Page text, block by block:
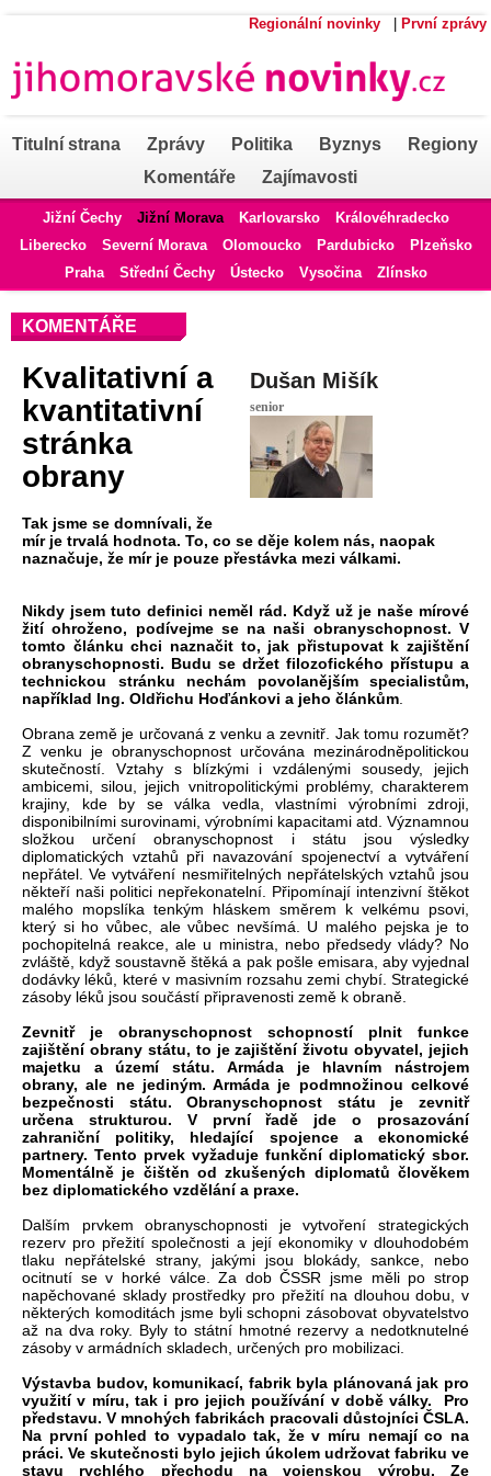
Regionální novinky První zprávy
Titulní strana Zprávy Politika Byznys
Regiony
Komentáře
Zajímavosti
Jižní Čechy Jižní Morava Karlovarsko
Královéhradecko
Liberecko
Severní Morava Olomoucko Pardubicko
Plzeňsko
Praha
Střední Čechy Ústecko Vysočina Zlínsko
KOMENTÁŘE
Dušan Mišík
senior
Kvalitativní a
kvantitativní
stránka
obrany
Tak jsme se domnívali, že
mír je trvalá hodnota. To, co se děje kolem nás, naopak
naznačuje, že mír je pouze přestávka mezi válkami.
Nikdy jsem tuto definici neměl rád. Když už je naše mírové
žití ohroženo, podívejme se na naši obranyschopnost. V
tomto článku chci naznačit to, jak přistupovat k zajištění
obranyschopnosti. Budu se držet filozofického přístupu a
technickou stránku nechám povolanějším specialistům,
například Ing. Oldřichu Hoďánkovi a jeho článkům
Obrana země je určovaná z venku a zevnitř. Jak tomu rozumět?
Z venku je obranyschopnost určována mezinárodněpolitickou
skutečností. Vztahy s blízkými i vzdálenými sousedy, jejich
ambicemi, silou, jejich vnitropolitickými problémy, charakterem
krajiny, kde by se válka vedla, vlastními výrobními zdroji,
disponibilními surovinami, výrobními kapacitami atd. Významnou
složkou určení obranyschopnost i státu jsou výsledky
diplomatických vztahů při navazování spojenectví a vytváření
nepřátel. Ve vytváření nesmiřitelných nepřátelských vztahů jsou
někteří naši politici nepřekonatelní. Připomínají intenzivní štěkot
malého mopslíka tenkým hláskem směrem k velkému psovi,
který si ho vůbec, ale vůbec nevšímá. U malého pejska je to
pochopitelná reakce, ale u ministra, nebo předsedy vlády? No
zvláště, když soustavně štěká a pak pošle emisara, aby vyjednal
dodávky léků, které v masivním rozsahu zemi chybí. Strategické
zásoby léků jsou součástí připravenosti země k obraně.
Zevnitř je obranyschopnost schopností plnit funkce
zajištění obrany státu, to je zajištění životu obyvatel, jejich
majetku a území státu. Armáda je hlavním nástrojem
obrany, ale ne jediným. Armáda je podmnožinou celkové
bezpečnosti státu. Obranyschopnost státu je zevnitř
určena strukturou. V první řadě jde o prosazování
zahraniční politiky, hledající spojence a ekonomické
partnery. Tento prvek vyžaduje funkční diplomatický sbor.
Momentálně je čištěn od zkušených diplomatů člověkem
bez diplomatického vzdělání a praxe.
Dalším prvkem obranyschopnosti je vytvoření strategických
rezerv pro přežití společnosti a její ekonomiky v dlouhodobém
tlaku nepřátelské strany, jakými jsou blokády, sankce, nebo
ocitnutí se v horké válce. Za dob ČSSR jsme měli po strop
napěchované sklady prostředky pro přežití na dlouhou dobu, v
některých komoditách jsme byli schopni zásobovat obyvatelstvo
až na dva roky. Byly to státní hmotné rezervy a nedotknutelné
zásoby v armádních skladech, určených pro mobilizaci.
Výstavba budov, komunikací, fabrik byla plánovaná jak pro
využití v míru, tak i pro jejich používání v době války. Pro
představu. V mnohých fabrikách pracovali důstojníci ČSLA.
Na první pohled to vypadalo tak, že v míru nemají co na
práci. Ve skutečnosti bylo jejich úkolem udržovat fabriku ve
stavu rychlého přechodu na vojenskou výrobu. Ze